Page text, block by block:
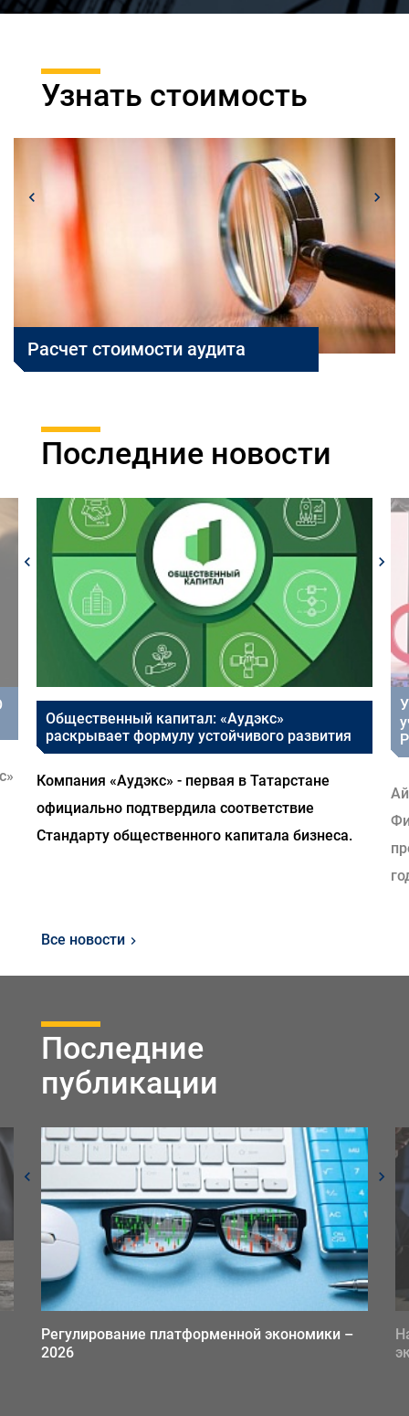
Узнать стоимость
Расчет стоимости аудита
Последние новости
Общественный капитал: «Аудэкс»
раскрывает формулу устойчивого развития
Компания «Аудэкс» - первая в Татарстане
официально подтвердила соответствие
Стандарту общественного капитала бизнеса.
Все новости
Последние
публикации
Регулирование платформенной экономики –
2026